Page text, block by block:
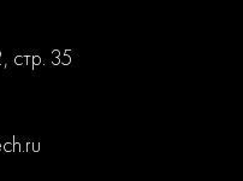
2012SL 20 В, 125
стр. 35